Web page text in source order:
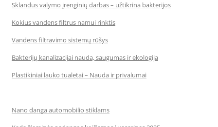
Sklandus valymo įrenginių darbas – užtikrina bakterijos
Kokius vandens filtrus namui rinktis
Vandens filtravimo sistemų rūšys
Bakterijų kanalizacijai nauda, saugumas ir ekologija
Plastikiniai lauko tualetai – Nauda ir privalumai
Nano danga automobilio stiklams